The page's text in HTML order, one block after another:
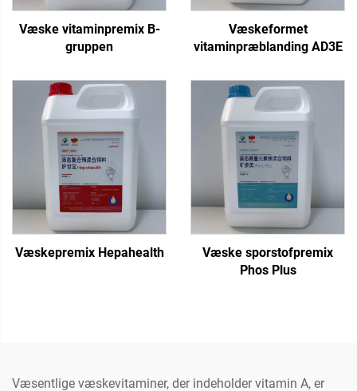
Væske vitaminpremix B-
gruppen
Væskeformet
vitaminpræblanding AD3E
Væskepremix Hepahealth
Væske sporstofpremix
Phos Plus
Væsentlige væskevitaminer, der indeholder vitamin A, er